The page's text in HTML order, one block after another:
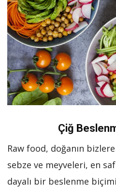
Çiğ
Raw food, doğanın
sebze ve meyveleri, en
dayalı bir beslenme